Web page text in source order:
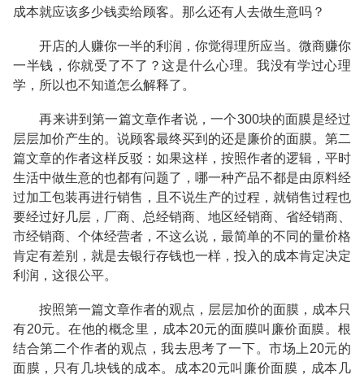
成本就应该多少钱卖给顾客。那么还有人去做生意吗？
开店的人赚你一半的利润，你觉得理所应当。微商赚你
一半钱，你就受了不了？这是什么心理。我没有学过心理
学，所以也不知道怎么解释了。
再来讲到第一篇文章作者说，一个300块的面膜是经过
层层加价产生的。说顾客最终买到的还是廉价的面膜。第二
篇文章的作者这样反驳：如果这样，按照作者的逻辑，平时
生活中做生意的也都有问题了，哪一种产品不都是由原料经
过加工包装再进行销售，且不说生产的过程，就销售过程也
要经过好几层，厂商、总经销商、地区经销商、省经销商、
市经销商、个体经营者，不这么说，最简单的不同的量价格
肯定有差别，就是去银行存钱也一样，投入的成本肯定决定
利润，这很公平。
按照第一篇文章作者的观点，层层加价的面膜，成本只
有20元。在他的概念里，成本20元的面膜叫廉价面膜。根
结合第二个作者的观点，我去思考了一下。市场上20元的
面膜，只有几块钱的成本。成本20元叫廉价面膜，成本几